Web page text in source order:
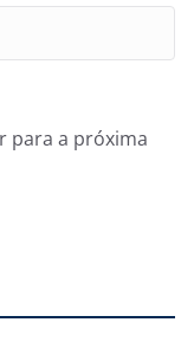
para a próxima